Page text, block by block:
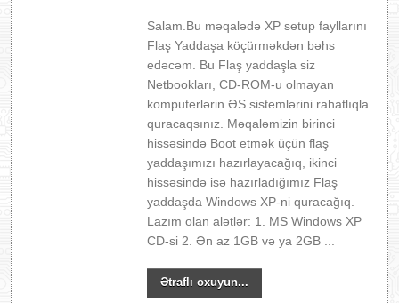
Salam.Bu məqalədə XP setup fayllarını
Flaş Yaddaşa köçürməkdən bəhs
edəcəm. Bu Flaş yaddaşla siz
Netbookları, CD-ROM-u olmayan
komputerlərin ƏS sistemlərini rahatlıqla
quracaqsınız. Məqaləmizin birinci
hissəsində Boot etmək üçün flaş
yaddaşımızı hazırlayacağıq, ikinci
hissəsində isə hazırladığımız Flaş
yaddaşda Windows XP-ni quracağıq.
Lazım olan alətlər: 1. MS Windows XP
CD-si 2. Ən az 1GB və ya 2GB ...
Ətraflı oxuyun...